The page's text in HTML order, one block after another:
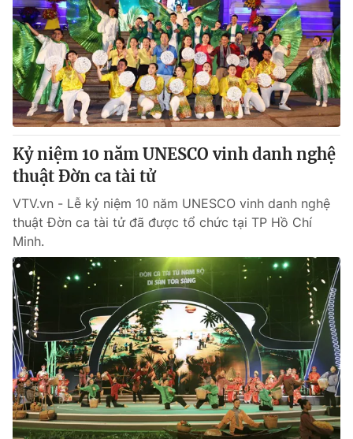
Kỷ niệm 10 năm UNESCO vinh danh nghệ
thuật Đờn ca tài tử
VTV.vn - Lễ kỷ niệm 10 năm UNESCO vinh danh nghệ
thuật Đờn ca tài tử đã được tổ chức tại TP Hồ Chí
Minh.